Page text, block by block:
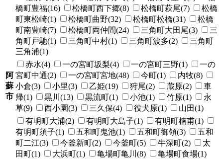
橋町豊福(16)
松橋町西下郷(8) 松橋町萩尾(7)
松橋
町東松崎(1)
松橋町曲野(32) 松橋町松橋(31)
松橋
町南豊崎(7)
松橋町両仲間(24) 三角町大田尾(3)
三
角町戸馳(1)
三角町中村(1) 三角町波多(2)
三角町
三角浦(1)
阿
蘇
市
赤水(4) 一の宮町坂梨(4) 一の宮町三野(1)
一の
宮町中通(2)
一の宮町宮地(48) 今町(1)
内牧(8)
小倉(3)
小里(3) 乙姫(19) 狩尾(2) 蔵原(2)
車
帰(1)
黒川(13) 黒流町(1) 小池(1) 竹原(1)
永
草(9)
西小園(3) 三久保(4) 役犬原(1) 山田(1)
有明町大浦(2) 有明町大島子(1)
有明町楠甫(1)
有明町須子(1)
五和町鬼池(1) 五和町御領(3)
五和
町二江(3)
今釜新町(2) 今釜町(5) 牛深町(2)
太
田町(1)
大浜町(1) 亀場町亀川(8)
亀場町食場(1)